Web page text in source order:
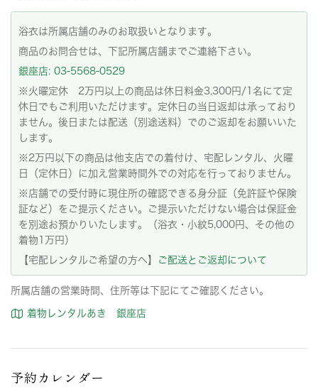
浴衣は所属店舗のみのお取扱いとなります。
商品のお問合せは、下記所属店舗までご連絡下さい。
銀座店: 03-5568-0529
※火曜定休 2万円以上の商品は休日料金3,300円/1名にて定
休日でもご利用いただけます。定休日の当日返却は承っており
ません。後日または配送（別途送料）でのご返却をお願いいた
します。
※2万円以下の商品は他支店での着付け、宅配レンタル、火曜
日（定休日）に加え営業時間外での対応を行っておりません。
※店舗での受付時に現住所の確認できる身分証（免許証や保険
証など）をご提示ください。ご提示いただけない場合は保証金
を別途お預かりいたします。（浴衣・小紋5,000円、その他の
着物1万円）
【宅配レンタルご希望の方へ】
ご配送とご返却について
所属店舗の営業時間、住所等は下記にてご確認ください。
着物レンタルあき 銀座店
予約カレンダー